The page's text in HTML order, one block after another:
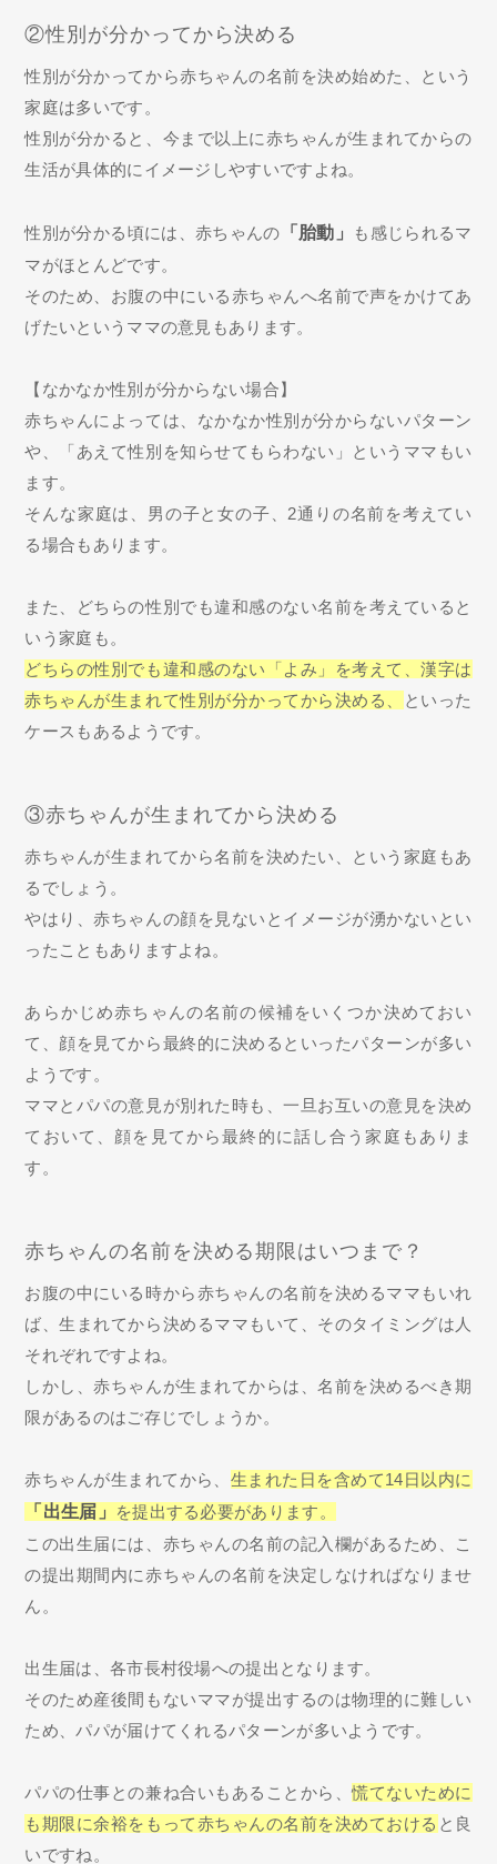
②性別が分かってから決める
性別が分かってから赤ちゃんの名前を決め始めた、という
家庭は多いです。
性別が分かると、今まで以上に赤ちゃんが生まれてからの
生活が具体的にイメージしやすいですよね。
性別が分かる頃には、赤ちゃんの 「胎動」
も感じられるマ
マがほとんどです。
そのため、お腹の中にいる赤ちゃんへ名前で声をかけてあ
げたいというママの意見もあります。
【なかなか性別が分からない場合】
赤ちゃんによっては、なかなか性別が分からないパターン
や、「あえて性別を知らせてもらわない」というママもい
ます。
そんな家庭は、男の子と女の子、2通りの名前を考えてい
る場合もあります。
また、どちらの性別でも違和感のない名前を考えていると
いう家庭も。
どちらの性別でも違和感のない「よみ」を考えて、漢字は
赤ちゃんが生まれて性別が分かってから決める、
といった
ケースもあるようです。
③赤ちゃんが生まれてから決める
赤ちゃんが生まれてから名前を決めたい、という家庭もあ
るでしょう。
やはり、赤ちゃんの顔を見ないとイメージが湧かないとい
ったこともありますよね。
あらかじめ赤ちゃんの名前の候補をいくつか決めておい
て、顔を見てから最終的に決めるといったパターンが多い
ようです。
ママとパパの意見が別れた時も、一旦お互いの意見を決め
ておいて、顔を見てから最終的に話し合う家庭もありま
す。
赤ちゃんの名前を決める期限はいつまで？
お腹の中にいる時から赤ちゃんの名前を決めるママもいれ
ば、生まれてから決めるママもいて、そのタイミングは人
それぞれですよね。
しかし、赤ちゃんが生まれてからは、名前を決めるべき期
限があるのはご存じでしょうか。
赤ちゃんが生まれてから、 生まれた日を含めて14日以内に
「出生届」
を提出する必要があります。
この出生届には、赤ちゃんの名前の記入欄があるため、こ
の提出期間内に赤ちゃんの名前を決定しなければなりませ
ん。
出生届は、各市長村役場への提出となります。
そのため産後間もないママが提出するのは物理的に難しい
ため、パパが届けてくれるパターンが多いようです。
パパの仕事との兼ね合いもあることから、慌てないために
も期限に余裕をもって赤ちゃんの名前を決めておける と良
いですね。